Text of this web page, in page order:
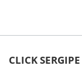
CLICK SERGIPE